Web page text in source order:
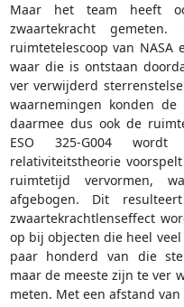
Maar het team heeft
zwaartekracht
ruimtetelescoop van NASA
waar die is ontstaan
ver verwijderd
waarnemingen konden
daarmee dus ook de
ESO 325-G004 wordt
relativiteitstheorie
ruimtetijd vervormen,
afgebogen. Dit
zwaartekrachtlenseffect
op bij objecten die heel
paar honderd van die
maar de meeste zijn te ver
meten. Met een afstand van